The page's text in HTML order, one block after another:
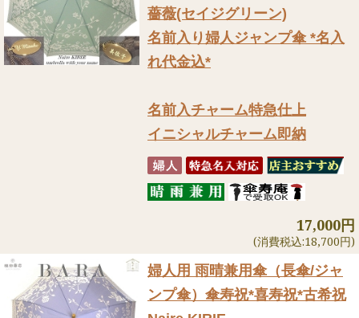
薔薇(セイジグリーン)
名前入り婦人ジャンプ傘 *名入
れ代金込*
名前入チャーム特急仕上
イニシャルチャーム即納
17,000円
(消費税込:18,700円)
婦人用 雨晴兼用傘（長傘/ジャ
ンプ傘） 傘寿祝*喜寿祝*古希祝